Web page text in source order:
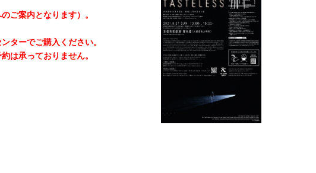
ご案内となります）。
ターでご購入ください。
は承っておりません。